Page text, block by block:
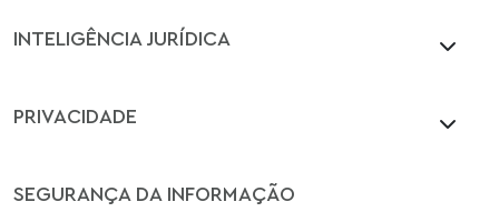
INTELIGÊNCIA JURÍDICA
PRIVACIDADE
SEGURANÇA DA INFORMAÇÃO